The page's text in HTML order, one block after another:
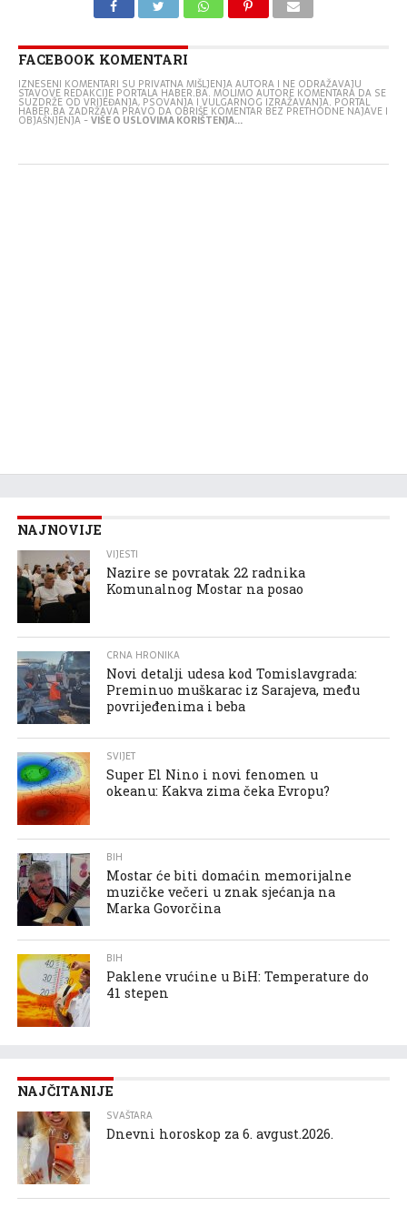
FACEBOOK KOMENTARI
IZNESENI KOMENTARI SU PRIVATNA MIŠLJENJA AUTORA I NE ODRAŽAVAJU
STAVOVE REDAKCIJE PORTALA HABER.BA. MOLIMO AUTORE KOMENTARA DA SE
SUZDRŽE OD VRIJEĐANJA, PSOVANJA I VULGARNOG IZRAŽAVANJA. PORTAL
HABER.BA ZADRŽAVA PRAVO DA OBRIŠE KOMENTAR BEZ PRETHODNE NAJAVE I
OBJAŠNJENJA -VIŠE O USLOVIMA KORIŠTENJA...
NAJNOVIJE
VIJESTI
Nazire se povratak 22 radnika
Komunalnog Mostar na posao
CRNA HRONIKA
Novi detalji udesa kod Tomislavgrada:
Preminuo muškarac iz Sarajeva, među
povrijeđenima i beba
SVIJET
Super El Nino i novi fenomen u
okeanu: Kakva zima čeka Evropu?
BIH
Mostar će biti domaćin memorijalne
muzičke večeri u znak sjećanja na
Marka Govorčina
BIH
Paklene vrućine u BiH: Temperature do
41 stepen
NAJČITANIJE
SVAŠTARA
Dnevni horoskop za 6. avgust.2026.